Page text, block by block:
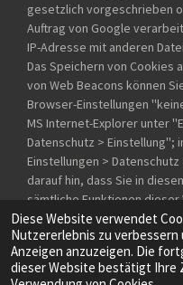
Diese Website verwendet
Nutzererlebnis zu
Anzeigen anzuzeigen. Die
dieser Website bestätigt Ihre
gesetzlich vorgeschrieben
Auftrag von Google
IP-Adresse mit anderen
Das Speichern von Cookies
von Web Beacons können
Browser-Einstellungen
MS Internet-Explorer unter
Datenschutz > Einstellung'';
Einstellungen >
darauf hin, dass Sie in
sämtliche Funktionen
können. Durch die Nutzung
der Bearbeitung der über
der zuvor beschriebenen
benannten Zweck